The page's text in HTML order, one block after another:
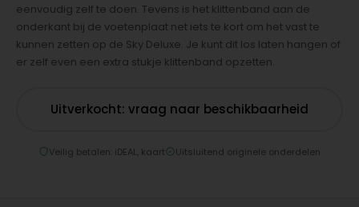
eenvoudig zelf te doen. Tevens is het klittenband aan de
onderkant bij de voetenplaat net iets te kort om het vast te
kunnen zetten op de Sky Deluxe. Je kunt dit los laten hangen of
er zelf even een extra stukje klittenband opzetten.
Uitverkocht: vraag naar beschikbaarheid
Veilig betalen: iDEAL, kaart Uitsluitend originele onderdelen